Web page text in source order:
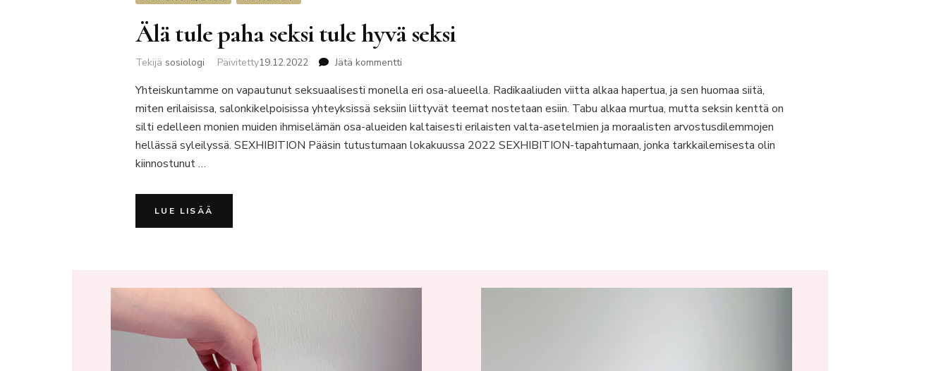
Älä tule paha seksi tule hyvä seksi
Tekijä sosiologi Päivitetty19.12.2022 Jätä kommentti
tule
paha
seksi
hyvä
Yhteiskuntamme on vapautunut seksuaalisesti monella eri osa-alueella. Radikaaliuden viitta alkaa hapertua, ja sen huomaa siitä,
miten erilaisissa, salonkikelpoisissa yhteyksissä seksiin liittyvät teemat nostetaan esiin. Tabu alkaa murtua, mutta seksin kenttä on
silti edelleen monien muiden ihmiselämän osa-alueiden kaltaisesti erilaisten valta-asetelmien ja moraalisten arvostusdilemmojen
hellässä syleilyssä. SEXHIBITION Pääsin tutustumaan lokakuussa 2022 SEXHIBITION-tapahtumaan, jonka tarkkailemisesta olin
kiinnostunut …
LUE LISÄÄ